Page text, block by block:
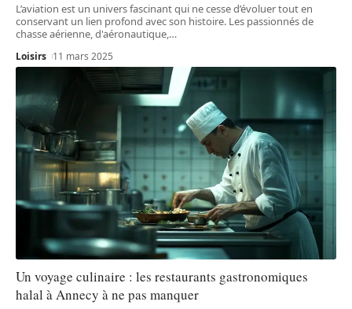
L’aviation est un univers fascinant qui ne cesse d’évoluer tout en
conservant un lien profond avec son histoire. Les passionnés de
chasse aérienne, d'aéronautique,…
Loisirs 11 mars 2025
Un voyage culinaire : les restaurants gastronomiques
halal à Annecy à ne pas manquer